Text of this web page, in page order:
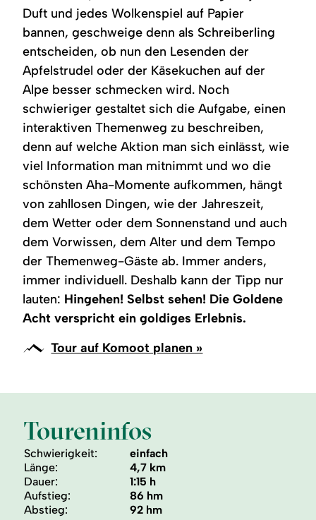
Duft und jedes Wolkenspiel auf Papier
bannen, geschweige denn als Schreiberling
entscheiden, ob nun den Lesenden der
Apfelstrudel oder der Käsekuchen auf der
Alpe besser schmecken wird. Noch
schwieriger gestaltet sich die Aufgabe, einen
interaktiven Themenweg zu beschreiben,
denn auf welche Aktion man sich einlässt, wie
viel Information man mitnimmt und wo die
schönsten Aha-Momente aufkommen, hängt
von zahllosen Dingen, wie der Jahreszeit,
dem Wetter oder dem Sonnenstand und auch
dem Vorwissen, dem Alter und dem Tempo
der Themenweg-Gäste ab. Immer anders,
immer individuell. Deshalb kann der Tipp nur
lauten: Hingehen! Selbst sehen! Die Goldene
Acht verspricht ein goldiges Erlebnis.
Tour auf Komoot planen »
Toureninfos
Schwierigkeit:
einfach
Länge:
4,7 km
Dauer:
1:15 h
Aufstieg:
86 hm
Abstieg:
92 hm